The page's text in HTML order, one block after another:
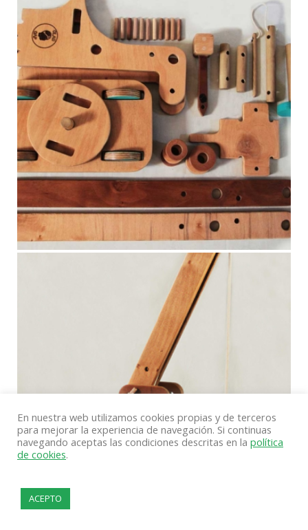
En nuestra web utilizamos cookies propias y de terceros
para mejorar la experiencia de navegación. Si continuas
navegando aceptas las condiciones descritas en la política
de cookies.
ACEPTO